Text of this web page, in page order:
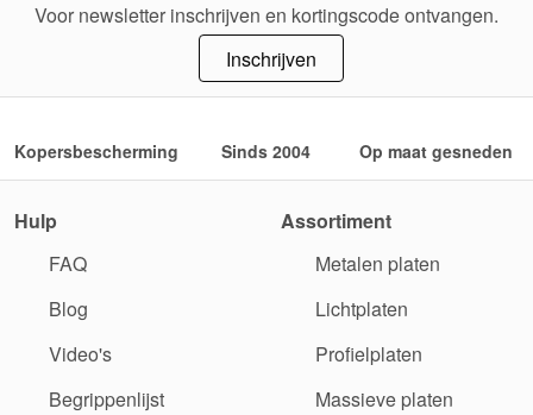
Voor newsletter inschrijven en kortingscode ontvangen.
Inschrijven
Kopersbescherming Sinds 2004 Op maat gesneden
Hulp
FAQ
Blog
Video's
Begrippenlijst
Assortiment
Metalen platen
Lichtplaten
Profielplaten
Massieve platen